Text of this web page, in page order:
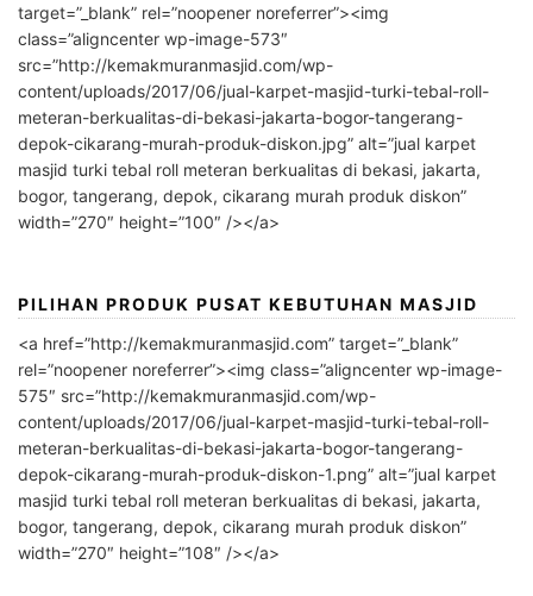
target=”_blank” rel=”noopener noreferrer”><img
class=”aligncenter wp-image-573″
src=”http://kemakmuranmasjid.com/wp-
content/uploads/2017/06/jual-karpet-masjid-turki-tebal-roll-
meteran-berkualitas-di-bekasi-jakarta-bogor-tangerang-
depok-cikarang-murah-produk-diskon.jpg” alt=”jual karpet
masjid turki tebal roll meteran berkualitas di bekasi, jakarta,
bogor, tangerang, depok, cikarang murah produk diskon”
width=”270″ height=”100″ /></a>
PILIHAN PRODUK PUSAT KEBUTUHAN MASJID
<a href=”http://kemakmuranmasjid.com” target=”_blank”
rel=”noopener noreferrer”><img class=”aligncenter wp-image-
575″ src=”http://kemakmuranmasjid.com/wp-
content/uploads/2017/06/jual-karpet-masjid-turki-tebal-roll-
meteran-berkualitas-di-bekasi-jakarta-bogor-tangerang-
depok-cikarang-murah-produk-diskon-1.png” alt=”jual karpet
masjid turki tebal roll meteran berkualitas di bekasi, jakarta,
bogor, tangerang, depok, cikarang murah produk diskon”
width=”270″ height=”108″ /></a>